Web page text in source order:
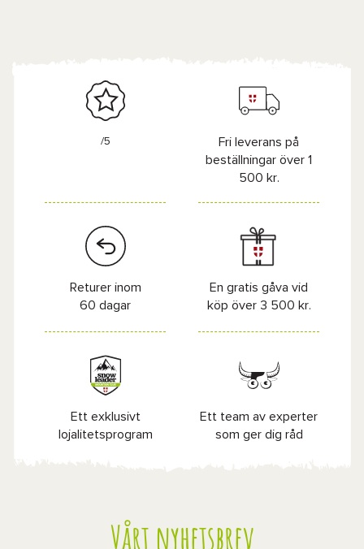
/5
Fri leverans på
beställningar över 1
500 kr.
Returer inom
60 dagar
En gratis gåva vid
köp över 3 500 kr.
Ett exklusivt
lojalitetsprogram
Ett team av experter
som ger dig råd
Vårt nyhetsbrev